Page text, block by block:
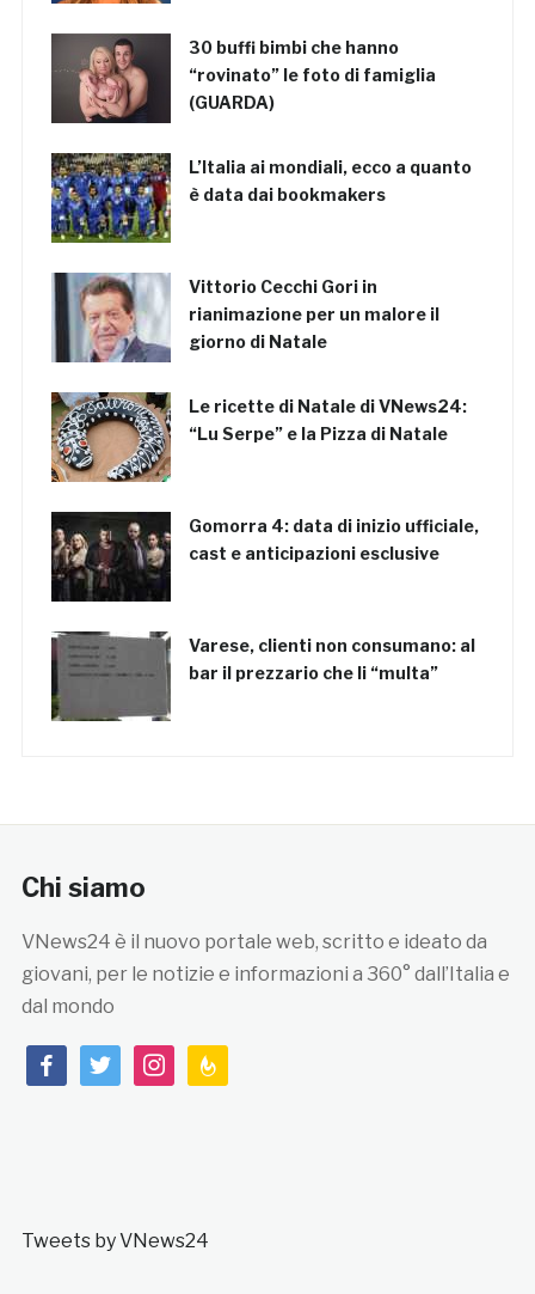
30 buffi bimbi che hanno
“rovinato” le foto di famiglia
(GUARDA)
L’Italia ai mondiali, ecco a quanto
è data dai bookmakers
Vittorio Cecchi Gori in
rianimazione per un malore il
giorno di Natale
Le ricette di Natale di VNews24:
“Lu Serpe” e la Pizza di Natale
Gomorra 4: data di inizio ufficiale,
cast e anticipazioni esclusive
Varese, clienti non consumano: al
bar il prezzario che li “multa”
Chi siamo
VNews24 è il nuovo portale web, scritto e ideato da
giovani, per le notizie e informazioni a 360° dall’Italia e
dal mondo
facebooktwitterinstagramfeedburner
Tweets by VNews24